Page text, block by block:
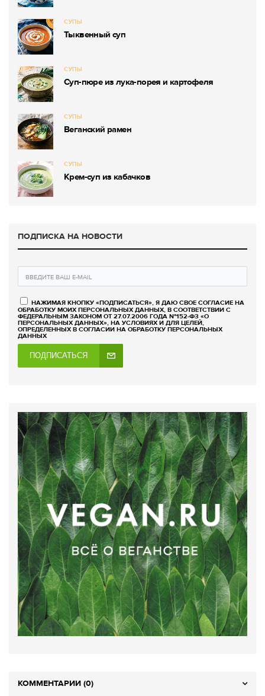
СУПЫ
Тыквенный суп
СУПЫ
Суп-пюре из лука-порея и картофеля
СУПЫ
Веганский рамен
СУПЫ
Крем-суп из кабачков
ПОДПИСКА НА НОВОСТИ
НАЖИМАЯ КНОПКУ «ПОДПИСАТЬСЯ», Я ДАЮ СВОЕ СОГЛАСИЕ НА
ОБРАБОТКУ МОИХ ПЕРСОНАЛЬНЫХ ДАННЫХ, В СООТВЕТСТВИИ С
ФЕДЕРАЛЬНЫМ ЗАКОНОМ ОТ 27.07.2006 ГОДА №152-ФЗ «О
ПЕРСОНАЛЬНЫХ ДАННЫХ», НА УСЛОВИЯХ И ДЛЯ ЦЕЛЕЙ,
ОПРЕДЕЛЕННЫХ В СОГЛАСИИ НА ОБРАБОТКУ ПЕРСОНАЛЬНЫХ
ДАННЫХ
ПОДПИСАТЬСЯ
КОММЕНТАРИИ (0)